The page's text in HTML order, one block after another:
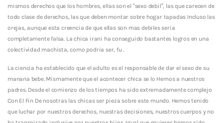
mismos derechos que los hombres, ellas son el “sexo debil”, las que carecen de
todo clase de derechos, las que deben montar sobre hogar tapadas Incluso las
orejas, aunque esta creencia de que ellas son mas debiles seri­a
completamente falsa. La chica irani ha conseguido bastantes logros en una
colectividad machista, como podri­a ser, fu .
La ciencia ha establecido que el adulto es el responsable de dar el sexo de su
manana bebe. Mismamente que el acontecer chica se lo Hemos a nuestros
padres. Desde el comienzo de los tiempos ha sido extremadamente complejo
Con El Fin De nosotras las chicas ser pieza sobre este mundo. Hemos tenido
que luchar por nuestros derechos, nuestras decisiones, nuestros cuerpos y no